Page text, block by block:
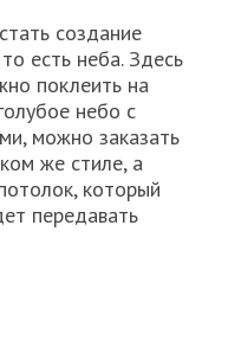
создание
есть неба. Здесь
поклеить на
небо с
можно заказать
же стиле, а
который
передавать